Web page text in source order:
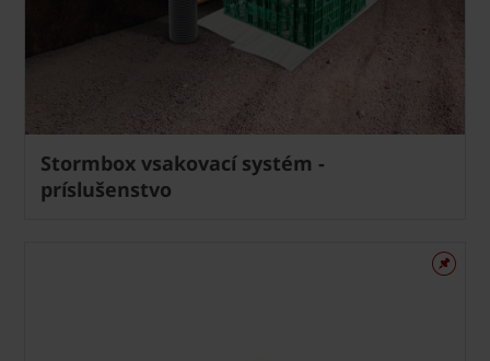
Stormbox vsakovací systém -
príslušenstvo